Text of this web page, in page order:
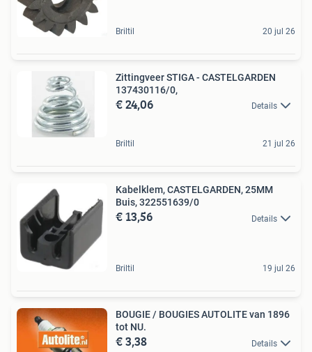
Briltil 20 jul 26
Zittingveer STIGA - CASTELGARDEN
137430116/0,
€ 24,06 Details
Briltil 21 jul 26
Kabelklem, CASTELGARDEN, 25MM
Buis, 322551639/0
€ 13,56 Details
Briltil 19 jul 26
BOUGIE / BOUGIES AUTOLITE van 1896
tot NU.
€ 3,38 Details